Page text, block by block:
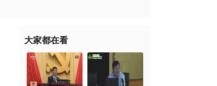
大家都在看